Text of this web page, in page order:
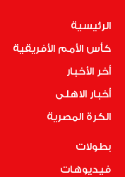
الرئيسية
كأس الأمم الأفريقية
أخر الأخبار
أخبار الاهلى
الكرة المصرية
بطولات
فيديوهات